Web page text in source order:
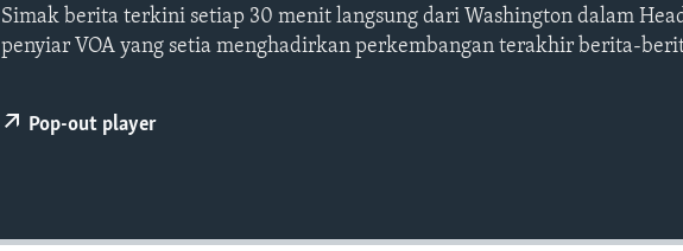
Simak berita terkini setiap 30 menit langsung dari Washington dalam
penyiar VOA yang setia menghadirkan perkembangan terakhir berita-
Pop-out player